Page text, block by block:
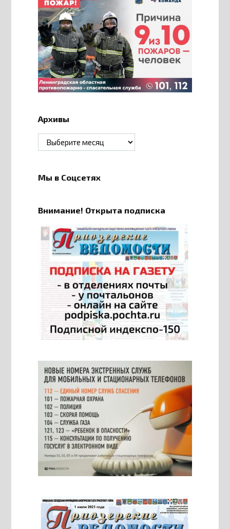
Архивы
Архивы
Мы в Соцсетях
Внимание! Открыта подписка